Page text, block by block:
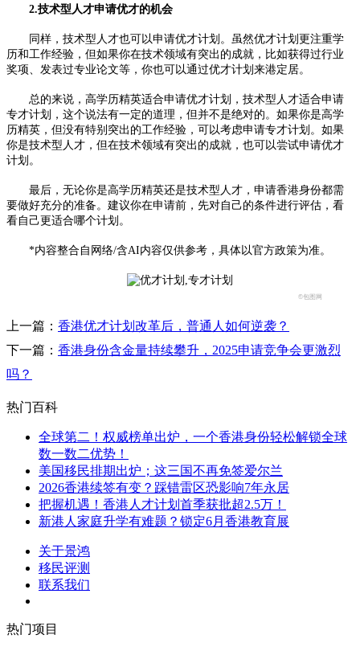
2.技术型人才申请优才的机会
同样，技术型人才也可以申请优才计划。虽然优才计划更注重学
历和工作经验，但如果你在技术领域有突出的成就，比如获得过行业
奖项、发表过专业论文等，你也可以通过优才计划来港定居。
总的来说，高学历精英适合申请优才计划，技术型人才适合申请
专才计划，这个说法有一定的道理，但并不是绝对的。如果你是高学
历精英，但没有特别突出的工作经验，可以考虑申请专才计划。如果
你是技术型人才，但在技术领域有突出的成就，也可以尝试申请优才
计划。
最后，无论你是高学历精英还是技术型人才，申请香港身份都需
要做好充分的准备。建议你在申请前，先对自己的条件进行评估，看
看自己更适合哪个计划。
*内容整合自网络/含AI内容仅供参考，具体以官方政策为准。
©包图网
上一篇： 香港优才计划改革后，普通人如何逆袭？
下一篇： 香港身份含金量持续攀升，2025申请竞争会更激烈
吗？
热门百科
全球第二！权威榜单出炉，一个香港身份轻松解锁全球
数一数二优势！
美国移民排期出炉；这三国不再免签爱尔兰
2026香港续签有变？踩错雷区恐影响7年永居
把握机遇！香港人才计划首季获批超2.5万！
新港人家庭升学有难题？锁定6月香港教育展
关于景鸿
移民评测
联系我们
热门项目